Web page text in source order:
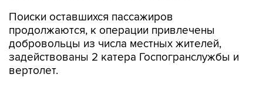
Поиски оставшихся пассажиров
продолжаются, к операции привлечены
добровольцы из числа местных жителей,
задействованы 2 катера Госпогранслужбы и
вертолет.